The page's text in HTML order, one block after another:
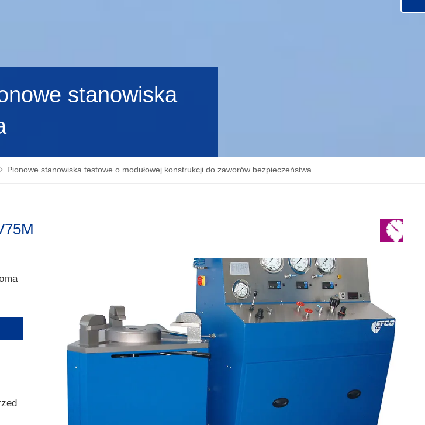
stanowiska
Pionowe stanowiska testowe o modułowej konstrukcji do zaworów bezpieczeństwa